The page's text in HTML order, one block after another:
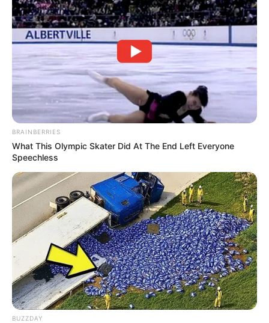
LIHAT ARTIKEL LAINNYA
BRAINBERRIES
What This Olympic Skater Did At The End Left Everyone
Speechless
BUZZDAY